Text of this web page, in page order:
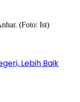
Lebih Baik